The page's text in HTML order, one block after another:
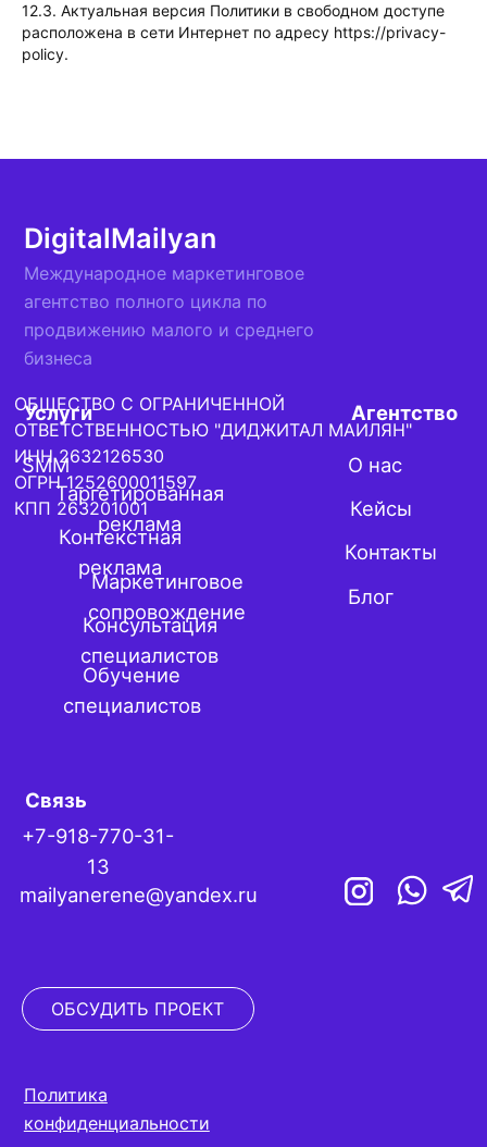
12.3. Актуальная версия Политики в свободном доступе
расположена в сети Интернет по адресу https://privacy-
policy.